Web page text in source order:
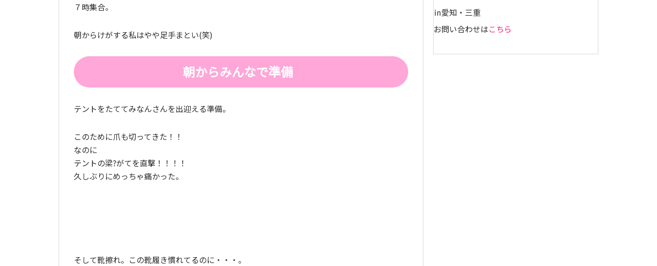
７時集合。
朝からけがする私はやや足手まとい(笑)
朝からみんなで準備
テントをたててみなんさんを出迎える準備。
このために爪も切ってきた！！
なのに
テントの梁?がてを直撃！！！！
久しぶりにめっちゃ痛かった。
そして靴擦れ。この靴履き慣れてるのに・・・。
㏌愛知・三重
お問い合わせはこちら